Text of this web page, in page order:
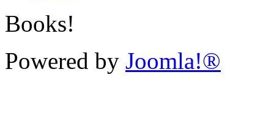
Books!
Powered by Joomla!®